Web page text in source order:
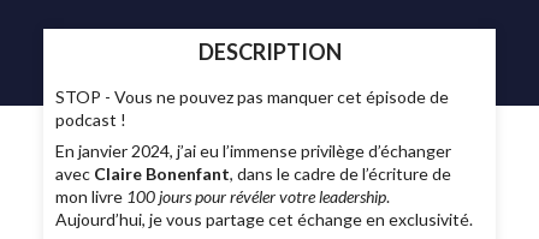
DESCRIPTION
STOP - Vous ne pouvez pas manquer cet épisode de
podcast !
En janvier 2024, j’ai eu l’immense privilège d’échanger
avec Claire Bonenfant, dans le cadre de l’écriture de
mon livre 100 jours pour révéler votre leadership.
Aujourd’hui, je vous partage cet échange en exclusivité.